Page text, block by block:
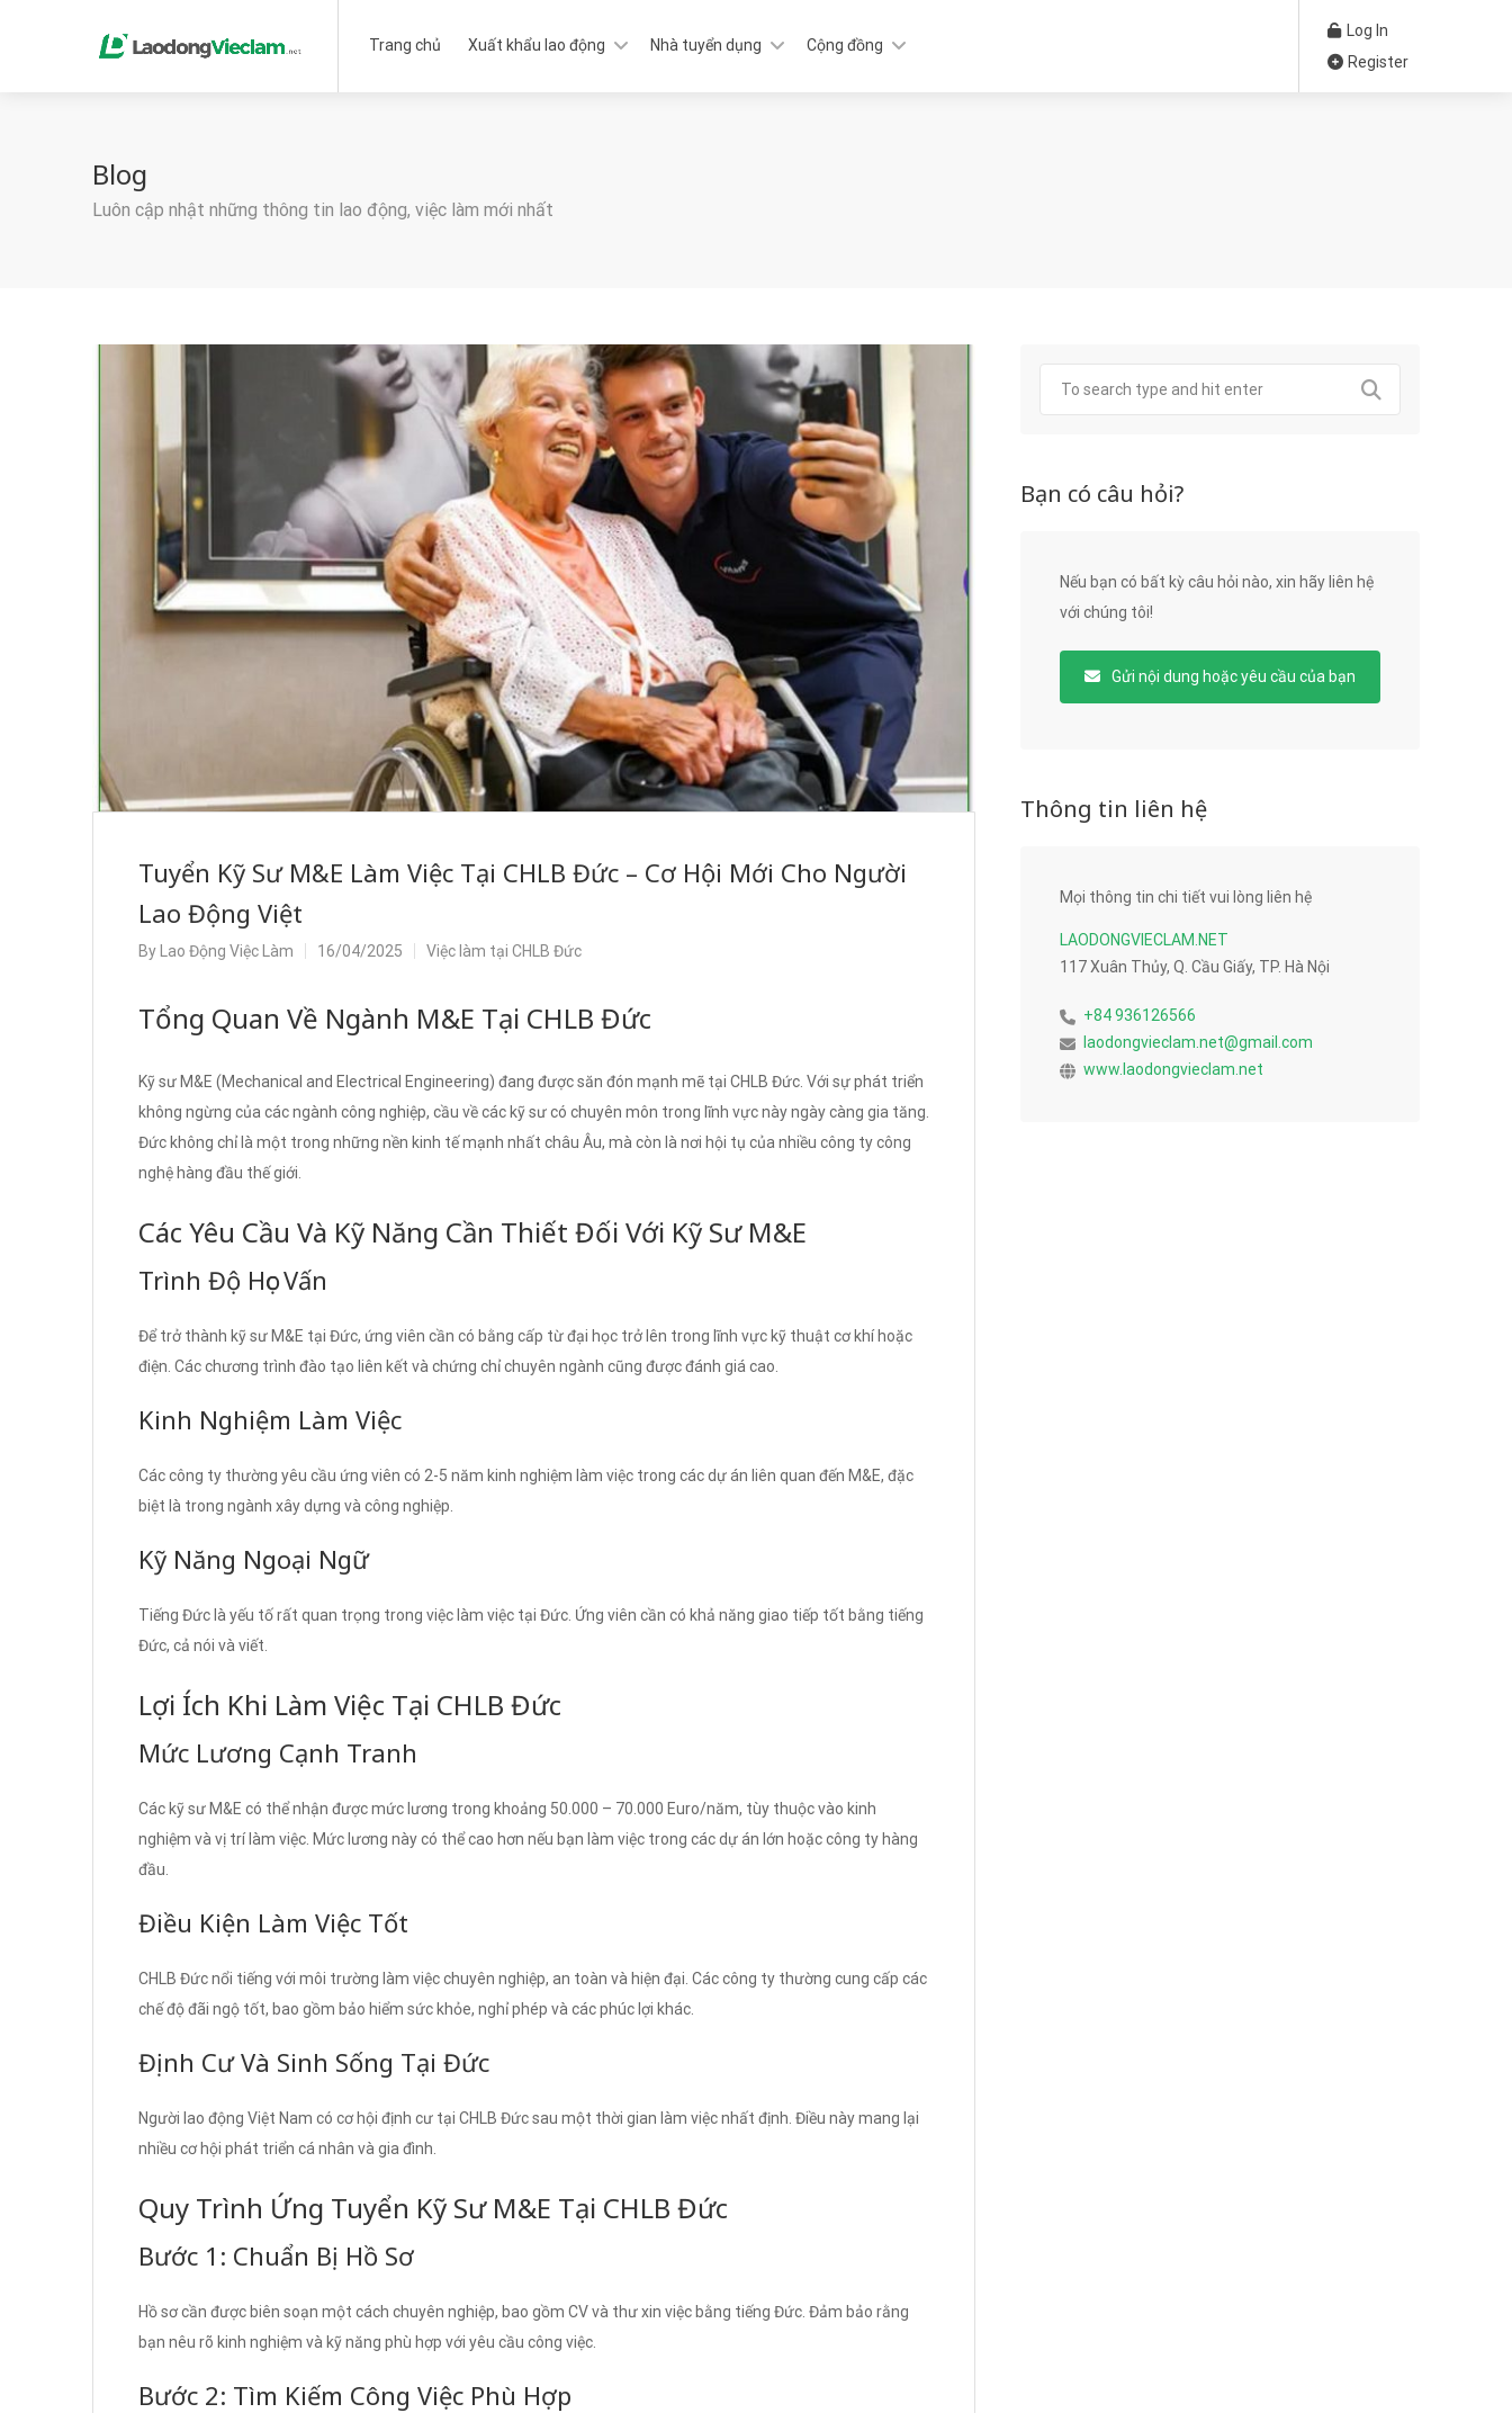
Trang chủ Xuất khẩu lao động Nhà tuyển dụng Cộng đồng
Log In
Register
Blog
Luôn cập nhật những thông tin lao động, việc làm mới nhất
Tuyển Kỹ Sư M&E Làm Việc Tại CHLB Đức – Cơ Hội Mới Cho Người
Lao Động Việt
By Lao Động Việc Làm 16/04/2025 Việc làm tại CHLB Đức
Tổng Quan Về Ngành M&E Tại CHLB Đức
Kỹ sư M&E (Mechanical and Electrical Engineering) đang được săn đón mạnh mẽ tại CHLB Đức. Với sự phát triển
không ngừng của các ngành công nghiệp, cầu về các kỹ sư có chuyên môn trong lĩnh vực này ngày càng gia tăng.
Đức không chỉ là một trong những nền kinh tế mạnh nhất châu Âu, mà còn là nơi hội tụ của nhiều công ty công
nghệ hàng đầu thế giới.
Các Yêu Cầu Và Kỹ Năng Cần Thiết Đối Với Kỹ Sư M&E
Trình Độ Học Vấn
Để trở thành kỹ sư M&E tại Đức, ứng viên cần có bằng cấp từ đại học trở lên trong lĩnh vực kỹ thuật cơ khí hoặc
điện. Các chương trình đào tạo liên kết và chứng chỉ chuyên ngành cũng được đánh giá cao.
Kinh Nghiệm Làm Việc
Các công ty thường yêu cầu ứng viên có 2-5 năm kinh nghiệm làm việc trong các dự án liên quan đến M&E, đặc
biệt là trong ngành xây dựng và công nghiệp.
Kỹ Năng Ngoại Ngữ
Tiếng Đức là yếu tố rất quan trọng trong việc làm việc tại Đức. Ứng viên cần có khả năng giao tiếp tốt bằng tiếng
Đức, cả nói và viết.
Lợi Ích Khi Làm Việc Tại CHLB Đức
Mức Lương Cạnh Tranh
Các kỹ sư M&E có thể nhận được mức lương trong khoảng 50.000 – 70.000 Euro/năm, tùy thuộc vào kinh
nghiệm và vị trí làm việc. Mức lương này có thể cao hơn nếu bạn làm việc trong các dự án lớn hoặc công ty hàng
đầu.
Điều Kiện Làm Việc Tốt
CHLB Đức nổi tiếng với môi trường làm việc chuyên nghiệp, an toàn và hiện đại. Các công ty thường cung cấp các
chế độ đãi ngộ tốt, bao gồm bảo hiểm sức khỏe, nghỉ phép và các phúc lợi khác.
Định Cư Và Sinh Sống Tại Đức
Người lao động Việt Nam có cơ hội định cư tại CHLB Đức sau một thời gian làm việc nhất định. Điều này mang lại
nhiều cơ hội phát triển cá nhân và gia đình.
Quy Trình Ứng Tuyển Kỹ Sư M&E Tại CHLB Đức
Bước 1: Chuẩn Bị Hồ Sơ
Hồ sơ cần được biên soạn một cách chuyên nghiệp, bao gồm CV và thư xin việc bằng tiếng Đức. Đảm bảo rằng
bạn nêu rõ kinh nghiệm và kỹ năng phù hợp với yêu cầu công việc.
Bước 2: Tìm Kiếm Công Việc Phù Hợp
Bạn có câu hỏi?
Nếu bạn có bất kỳ câu hỏi nào, xin hãy liên hệ
với chúng tôi!
Gửi nội dung hoặc yêu cầu của bạn
Thông tin liên hệ
Mọi thông tin chi tiết vui lòng liên hệ
LAODONGVIECLAM.NET
117 Xuân Thủy, Q. Cầu Giấy, TP. Hà Nội
+84 936126566
laodongvieclam.net@gmail.com
www.laodongvieclam.net